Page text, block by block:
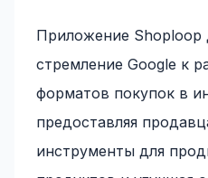
Приложение Shoploop
стремление Google к
форматов покупок в
предоставляя
инструменты для